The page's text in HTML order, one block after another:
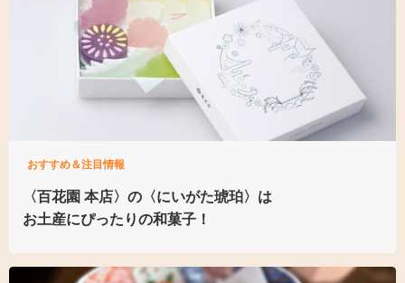
おすすめ＆注目情報
〈百花園 本店〉の 〈にいがた琥珀〉は
お土産にぴったりの和菓子！